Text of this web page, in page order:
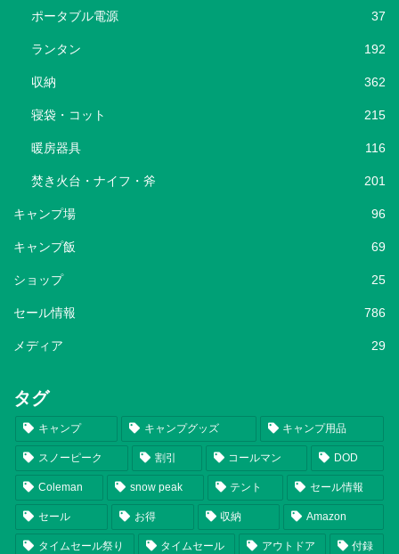
ポータブル電源 37
ランタン 192
収納 362
寝袋・コット 215
暖房器具 116
焚き火台・ナイフ・斧 201
キャンプ場 96
キャンプ飯 69
ショップ 25
セール情報 786
メディア 29
タグ
キャンプ キャンプグッズ キャンプ用品
スノーピーク 割引 コールマン DOD
Coleman snow peak テント セール情報
セール お得 収納 Amazon
タイムセール祭り タイムセール アウトドア 付録